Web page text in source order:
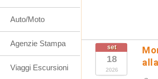
set
18
2026
Auto/Moto
Agenzie Stampa
Viaggi Escursioni